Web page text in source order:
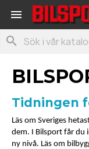

search
Tidningen
Läs om Sveriges
dem. I Bilsport får du
ny nivå. Läs om